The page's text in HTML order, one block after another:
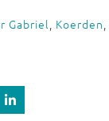
Gabriel, Koerden,